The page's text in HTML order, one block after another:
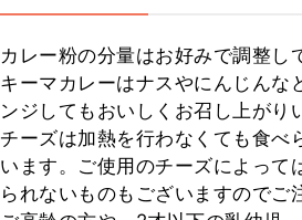
カレー粉の分量はお好みで調整し
キーマカレーはナスやにんじんな
ンジしてもおいしくお召し上がり
チーズは加熱を行わなくても食べ
います。ご使用のチーズによって
られないものもございますのでご